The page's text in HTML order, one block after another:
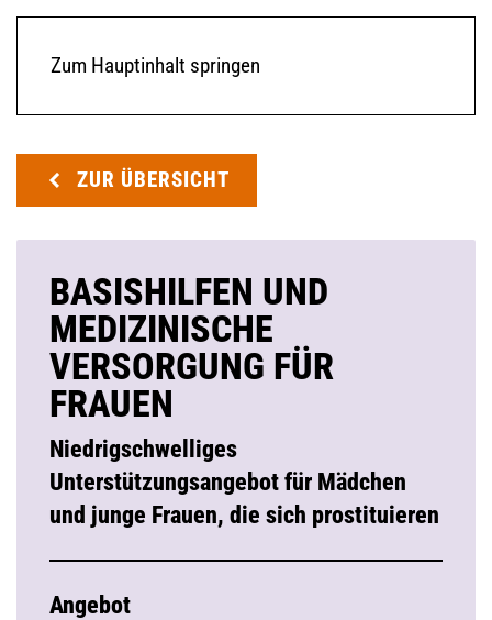
Zum Hauptinhalt springen
ZUR ÜBERSICHT
BASISHILFEN UND
MEDIZINISCHE
VERSORGUNG FÜR
FRAUEN
Niedrigschwelliges
Unterstützungsangebot für Mädchen
und junge Frauen, die sich prostituieren
Angebot